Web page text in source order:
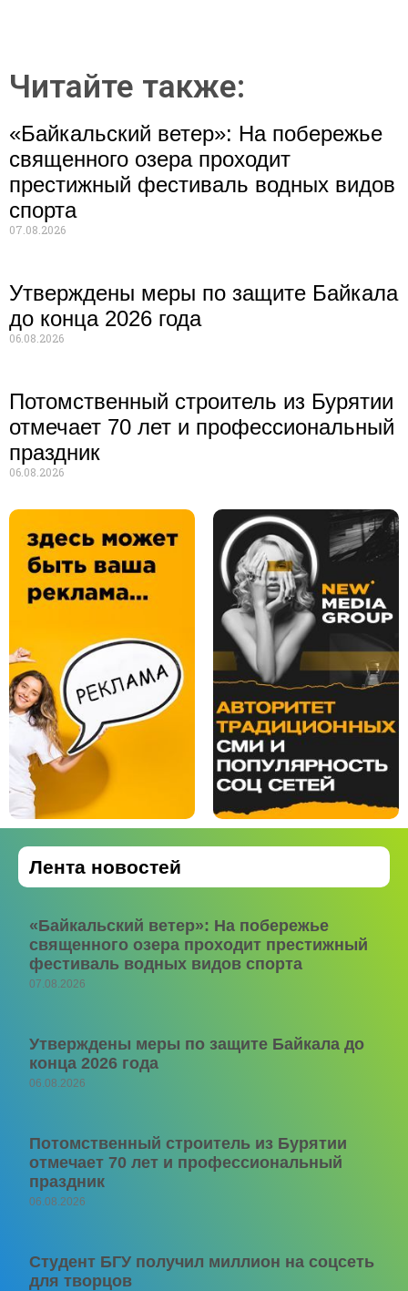
Читайте также:
«Байкальский ветер»: На побережье
священного озера проходит
престижный фестиваль водных видов
спорта
07.08.2026
Утверждены меры по защите Байкала
до конца 2026 года
06.08.2026
Потомственный строитель из Бурятии
отмечает 70 лет и профессиональный
праздник
06.08.2026
Лента новостей
«Байкальский ветер»: На побережье
священного озера проходит престижный
фестиваль водных видов спорта
07.08.2026
Утверждены меры по защите Байкала до
конца 2026 года
06.08.2026
Потомственный строитель из Бурятии
отмечает 70 лет и профессиональный
праздник
06.08.2026
Студент БГУ получил миллион на соцсеть
для творцов